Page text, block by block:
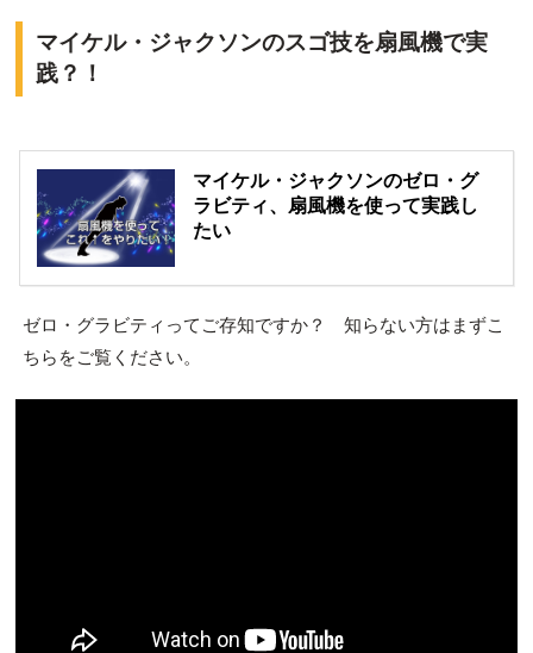
マイケル・ジャクソンのスゴ技を扇風機で実
践？！
マイケル・ジャクソンのゼロ・グ
ラビティ、扇風機を使って実践し
たい
ゼロ・グラビティってご存知ですか？ 知らない方はまずこ
ちらをご覧ください。